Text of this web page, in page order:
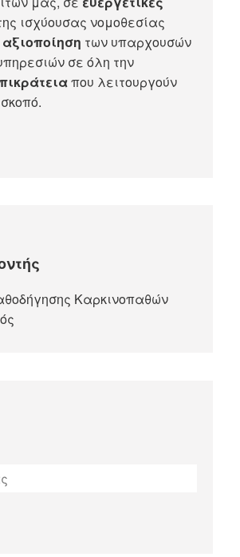
ισχύουσας νομοθεσίας
αξιοποίηση των υπαρχουσών
σε όλη την
που λειτουργούν